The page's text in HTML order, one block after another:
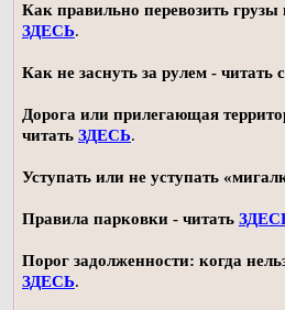
Как правильно перевозить грузы
ЗДЕСЬ.
Как не заснуть за рулем - читать
Дорога или прилегающая
читать ЗДЕСЬ.
Уступать или не уступать
Правила парковки - читать
Порог задолженности: когда
ЗДЕСЬ.